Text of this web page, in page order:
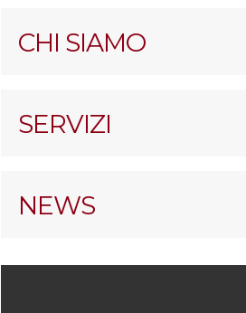
CHI SIAMO
SERVIZI
NEWS